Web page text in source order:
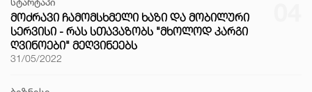
ᲛᲝᲫᲠᲐᲕᲘ ᲩᲐᲛᲝᲛᲡᲮᲛᲔᲚᲘ ᲮᲐᲖᲘ ᲓᲐ ᲛᲝᲑᲘᲚᲣᲠᲘ
ᲡᲔᲠᲕᲘᲡᲘ - ᲠᲐᲡ ᲡᲗᲐᲕᲐᲖᲝᲑᲡ "ᲛᲮᲝᲚᲝᲓ ᲙᲐᲠᲒᲘ
ᲦᲕᲘᲜᲝᲔᲑᲘ" ᲛᲔᲦᲕᲘᲜᲔᲔᲑᲡ
31/05/2022